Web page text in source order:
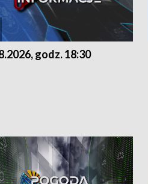
godz. 18:30